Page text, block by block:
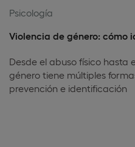
Psicología
Violencia de género: cómo
Desde el abuso físico hasta
género tiene múltiples
prevención e identificación